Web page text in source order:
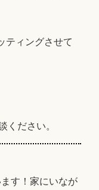
ティングさせて
ださい。
す！家にいなが